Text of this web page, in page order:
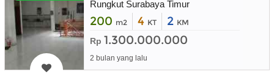
Rungkut Surabaya Timur
200 m2 4 KT 2 KM
Rp 1.300.000.000
2 bulan yang lalu